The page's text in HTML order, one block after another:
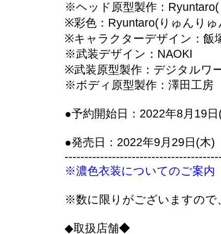
※ヘッド原型製作：
※彩色：Ryuntaro(りゅんり
※キャラクターデザイン：飯
※武装デザイン：NAOKI
※武装原型製作：デジタルワ
※ボディ原型製作：澤田工房
●予約開始日：2022年8月19
●発売日：2022年9月29日(木)
※濃色衣装についてのご案内
※数に限りがございますので
◆取扱店舗◆